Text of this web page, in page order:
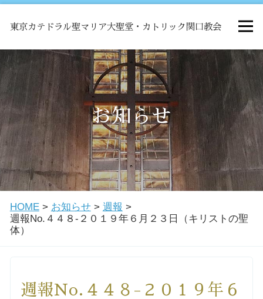
東京カテドラル聖マリア大聖堂・カトリック関口教会
HOME
ミサ
お知らせ
関口教会について
教会学校・中高生会
洗礼を希望される方
お知らせ
HOME> お知らせ> 週報 >
週報No.４４８-２０１９年６月２３日（キリストの聖
体）
週報No.４４８-２０１９年６